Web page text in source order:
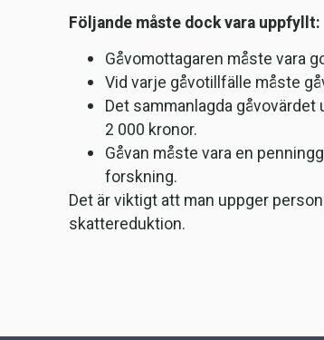
Följande måste dock vara uppfyllt:
Gåvomottagaren måste vara
Vid varje gåvotillfälle måste
Det sammanlagda
2 000 kronor.
Gåvan måste vara en
forskning.
Det är viktigt att man uppger
skattereduktion.